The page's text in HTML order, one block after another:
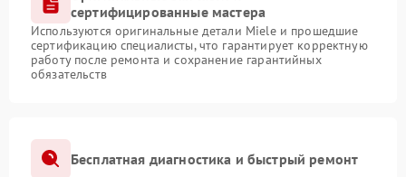
сертифицированные мастера
Используются оригинальные детали Miele и прошедшие
сертификацию специалисты, что гарантирует корректную
работу после ремонта и сохранение гарантийных
обязательств
Бесплатная диагностика и быстрый ремонт